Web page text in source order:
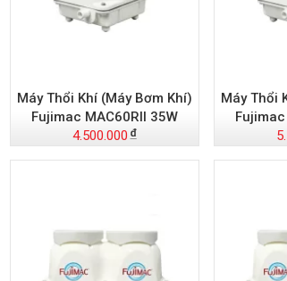
Máy Thổi Khí (Máy Bơm Khí)
Fujimac MAC60RII 35W
4.500.000
Máy Thổi